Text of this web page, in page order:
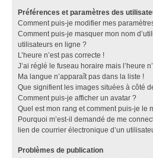
Préférences et paramètres des
Comment puis-je modifier mes
Comment puis-je masquer mon nom
utilisateurs en ligne ?
L’heure n’est pas correcte !
J’ai réglé le fuseau horaire mais l’heure
Ma langue n’apparaît pas dans la liste !
Que signifient les images situées à côté
Comment puis-je afficher un avatar ?
Quel est mon rang et comment puis-je le
Pourquoi m’est-il demandé de me
lien de courrier électronique d’un
Problèmes de publication